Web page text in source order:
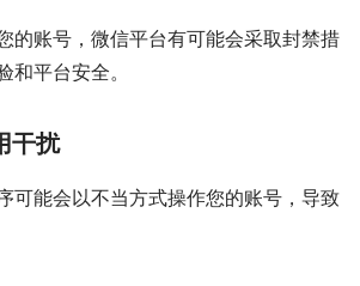
的账号，微信平台有可能会采取封禁措
和平台安全。
干扰
可能会以不当方式操作您的账号，导致